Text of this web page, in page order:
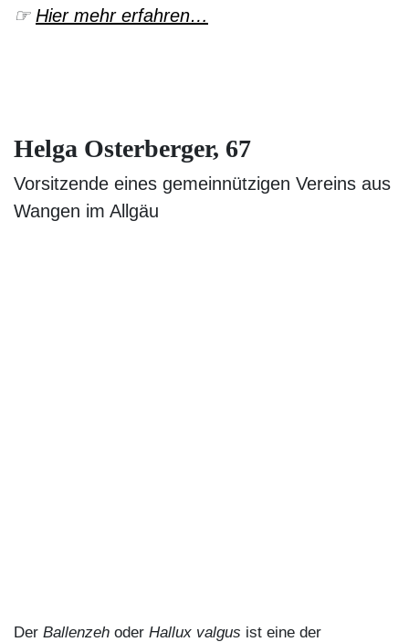
☞ Hier mehr erfahren…
Helga Osterberger, 67
Vorsitzende eines gemeinnützigen Vereins aus
Wangen im Allgäu
Der Ballenzeh oder Hallux valgus ist eine der